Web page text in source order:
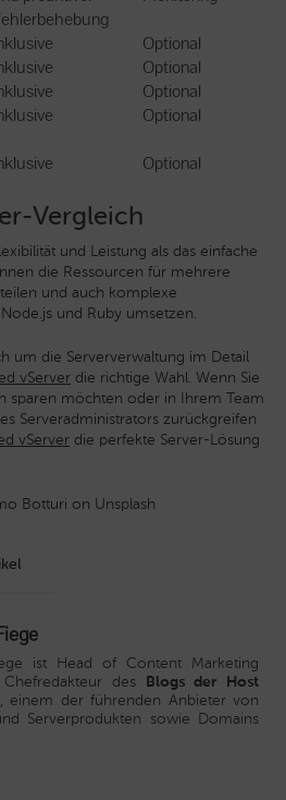
Optional
Optional
Optional
Optional
Optional
Vergleich
und Leistung als das einfache
die Ressourcen für mehrere
und auch komplexe
und Ruby umsetzen.
um die Serververwaltung im Detail
vServer die richtige Wahl. Wenn Sie
sparen möchten oder in Ihrem Team
Serveradministrators zurückgreifen
vServer die perfekte Server-Lösung
Botturi on Unsplash
ist Head of Content Marketing
des Blogs der Host
, einem der führenden Anbieter von
Serverprodukten sowie Domains